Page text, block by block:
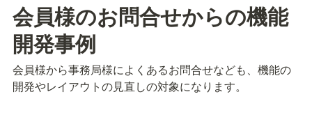
会員様のお問合せからの機能
開発事例
会員様から事務局様によくあるお問合せなども、機能の
開発やレイアウトの見直しの対象になります。